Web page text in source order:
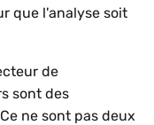
que l'analyse soit
de
sont des
ne sont pas deux